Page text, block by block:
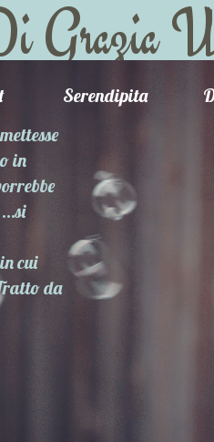
Grazia
Serendipita
in
cui
da